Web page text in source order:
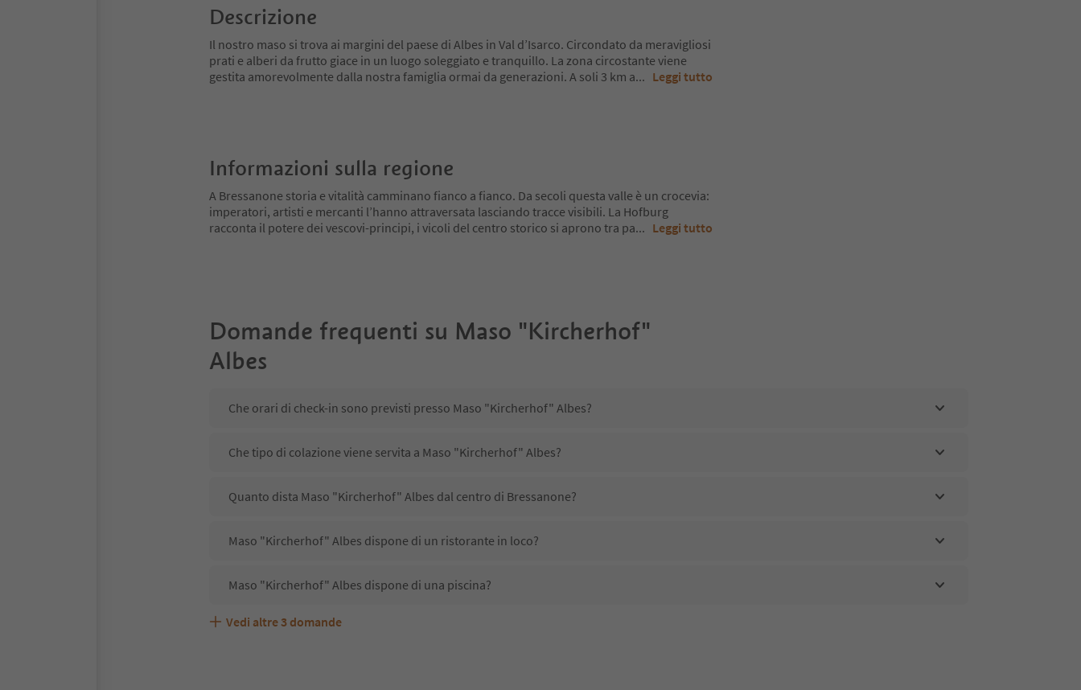
Descrizione
Il nostro maso si trova ai margini del paese di Albes in Val d’Isarco. Circondato da meravigliosi
prati e alberi da frutto giace in un luogo soleggiato e tranquillo. La zona circostante viene
gestita amorevolmente dalla nostra famiglia ormai da generazioni. A soli 3 km a... Leggi tutto
Informazioni sulla regione
A Bressanone storia e vitalità camminano fianco a fianco. Da secoli questa valle è un crocevia:
imperatori, artisti e mercanti l’hanno attraversata lasciando tracce visibili. La Hofburg
racconta il potere dei vescovi-principi, i vicoli del centro storico si aprono tra pa... Leggi tutto
Domande frequenti su Maso "Kircherhof"
Albes
Che orari di check-in sono previsti presso Maso "Kircherhof" Albes?
Che tipo di colazione viene servita a Maso "Kircherhof" Albes?
Quanto dista Maso "Kircherhof" Albes dal centro di Bressanone?
Maso "Kircherhof" Albes dispone di un ristorante in loco?
Maso "Kircherhof" Albes dispone di una piscina?
Maso "Kircherhof" Albes accetta animali domestici?
Quali servizi/attività sono disponibili presso Maso "Kircherhof" Albes?
Gli ospiti di Maso "Kircherhof" Albes ricevono l'Alto Adige Guest Pass?
Vedi altre 3 domande